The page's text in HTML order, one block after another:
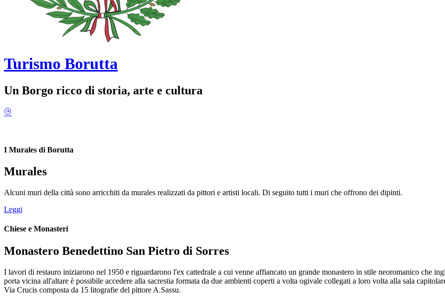
Turismo Borutta
Un Borgo ricco di storia, arte e cultura
I Murales di Borutta
Murales
Alcuni muri della città sono arricchiti da murales realizzati da pittori e artisti locali. Di seguito tutti i muri che offrono dei dipinti.
Leggi
Chiese e Monasteri
Monastero Benedettino San Pietro di Sorres
I lavori di restauro iniziarono nel 1950 e riguardarono l'ex cattedrale a cui venne affiancato un grande monastero in stile neoromanico che
porta vicina all'altare è possibile accedere alla sacrestia formata da due ambienti coperti a volta ogivale collegati a loro volta alla sala
Via Crucis composta da 15 litografie del pittore A.Sassu.